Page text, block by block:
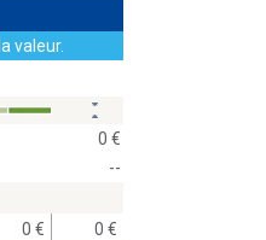
valeur.
0
--
0
0